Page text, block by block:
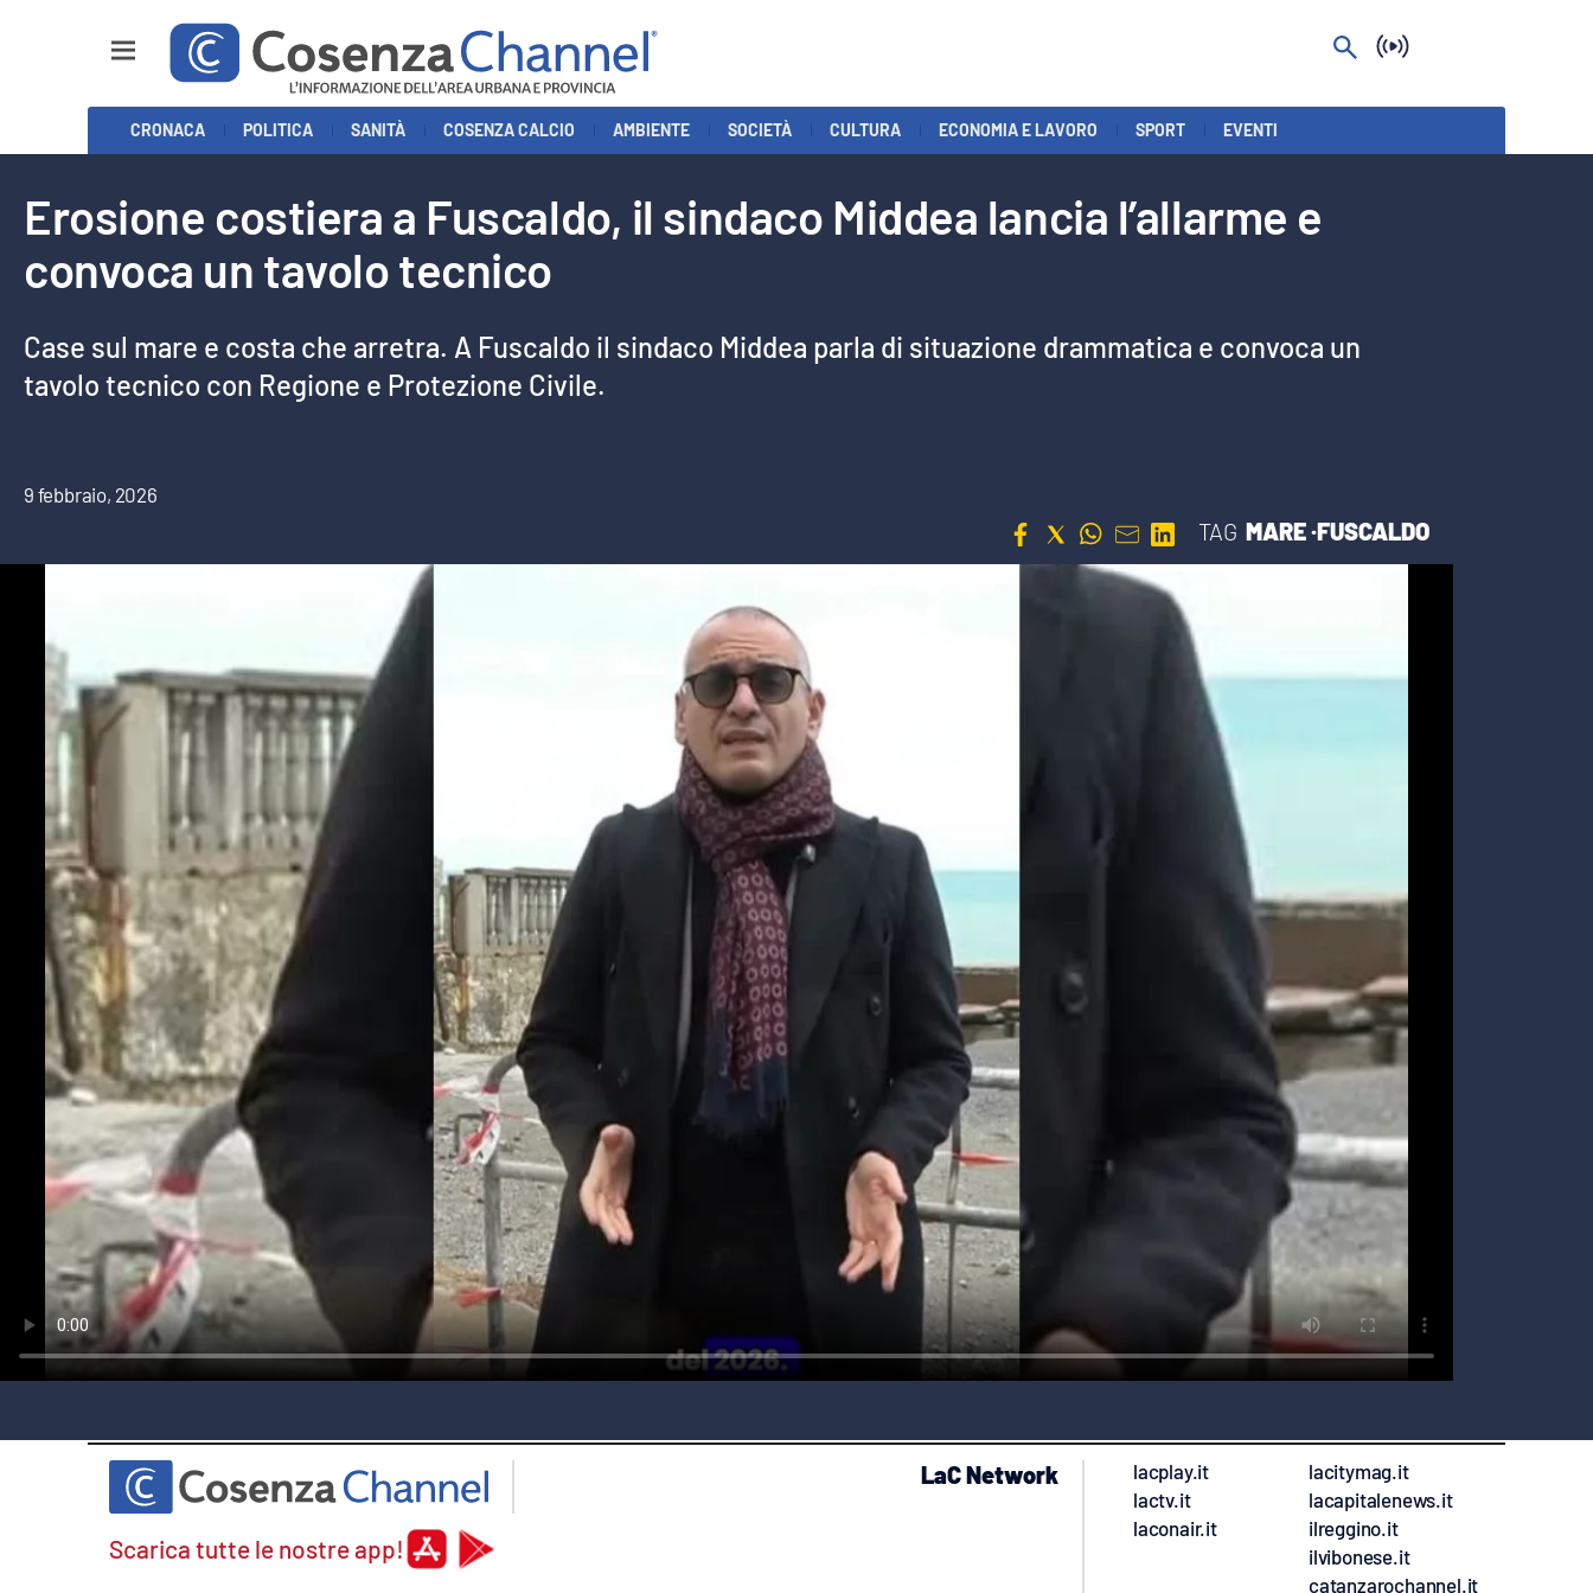
Cronaca
Politica
Cosenza Calcio
Italia Mondo
Sport
Streaming
Lac Network
LaC OnAir
LaC
Network
lacplay.it
lactv.it
laconair.it
lacitymag.it
ilreggino.it
cosenzachannel.it
ilvibonese.it
CRONACA POLITICA SANITÀ COSENZA CALCIO AMBIENTE SOCIETÀ CULTURA ECONOMIA E LAVORO SPORT EVENTI
Erosione costiera a Fuscaldo, il sindaco Middea lancia l’allarme e
convoca un tavolo tecnico
Case sul mare e costa che arretra. A Fuscaldo il sindaco Middea parla di situazione drammatica e convoca un
tavolo tecnico con Regione e Protezione Civile.
9 febbraio, 2026
TAG MARE ·FUSCALDO
Scarica tutte le nostre app!
LaC Network
lacplay.it
lactv.it
laconair.it
lacitymag.it
lacapitalenews.it
ilreggino.it
ilvibonese.it
catanzarochannel.it